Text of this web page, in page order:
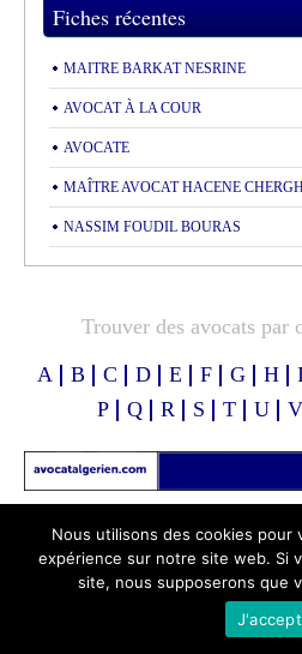
Fiches récentes
MAITRE BARKAT NESRINE
AVOCAT À LA COUR
AVOCATE
MAÎTRE AVOCAT HACENE
NASSIM FOUDIL BOURAS
Trouver des avocats par
A
B C D E F G H
P
Q R S T U V
© Copyright 2025 | Annuaire des Avocats
Nous utilisons des cookies pour
expérience sur notre site web. Si
site, nous supposerons que